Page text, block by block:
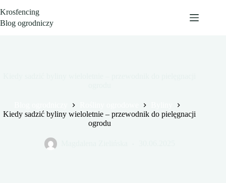
do
treści
Krosfencing
Blog ogrodniczy
Kiedy sadzić byliny wieloletnie – przewodnik do pielęgnacji
ogrodu